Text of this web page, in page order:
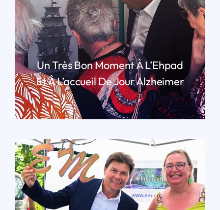
Un Très Bon Moment À L’Ehpad
Et À L’accueil De Jour Alzheimer
LIRE PLUS